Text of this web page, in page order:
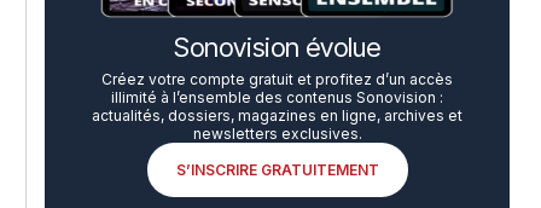
Sonovision évolue
Créez votre compte gratuit et profitez d’un accès
illimité à l’ensemble des contenus Sonovision :
actualités, dossiers, magazines en ligne, archives et
newsletters exclusives.
S’INSCRIRE GRATUITEMENT